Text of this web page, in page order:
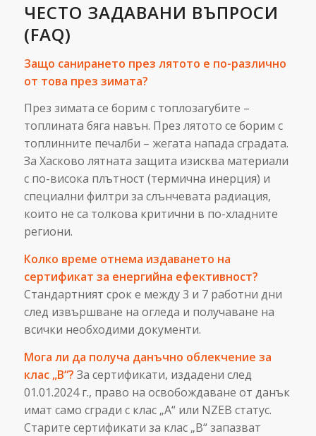
ЧЕСТО ЗАДАВАНИ ВЪПРОСИ
(FAQ)
Защо санирането през лятото е по-различно
от това през зимата?
През зимата се борим с топлозагубите –
топлината бяга навън. През лятото се борим с
топлинните печалби – жегата напада сградата.
За Хасково лятната защита изисква материали
с по-висока плътност (термична инерция) и
специални филтри за слънчевата радиация,
които не са толкова критични в по-хладните
региони.
Колко време отнема издаването на
сертификат за енергийна ефективност?
Стандартният срок е между 3 и 7 работни дни
след извършване на огледа и получаване на
всички необходими документи.
Мога ли да получа данъчно облекчение за
клас „B“? За сертификати, издадени след
01.01.2024 г., право на освобождаване от данък
имат само сгради с клас „А“ или NZEB статус.
Старите сертификати за клас „B“ запазват